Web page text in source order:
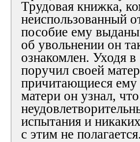
Трудовая книжка,
неиспользованный
пособие ему
об увольнении он
ознакомлен. Уходя
поручил своей
причитающиеся
матери он узнал,
испытания и
с этим не